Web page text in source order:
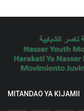
MITANDAO YA KIJAMII